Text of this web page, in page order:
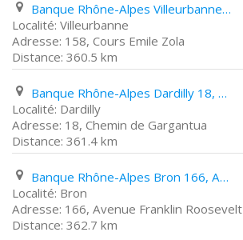
Banque Rhône-Alpes Villeurbanne 158, Cours Emile Zola
Villeurbanne
158, Cours Emile Zola
360.5 km
Banque Rhône-Alpes Dardilly 18, Chemin de Gargantua
Dardilly
18, Chemin de Gargantua
361.4 km
Banque Rhône-Alpes Bron 166, Avenue Franklin Roosevelt
Bron
166, Avenue Franklin Roosevelt
362.7 km